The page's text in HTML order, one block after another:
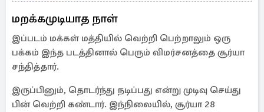
மறக்கமுடியாத நாள்
இப்படம் மக்கள் மத்தியில் வெற்றி பெற்றாலும் ஒரு
பக்கம் இந்த படத்தினால் பெரும் விமர்சனத்தை சூர்யா
சந்தித்தார்.
இருப்பினும், தொடர்ந்து நடிப்பது என்று முடிவு செய்து
பின் வெற்றி கண்டார். இந்நிலையில், சூர்யா 28